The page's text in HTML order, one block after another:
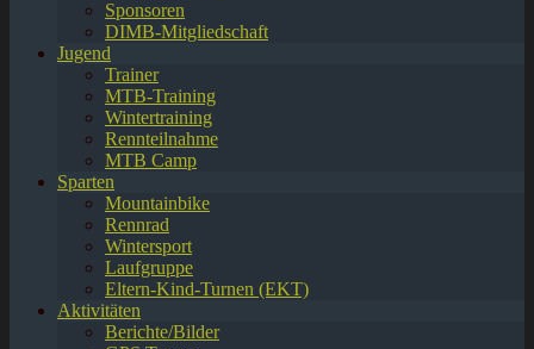
Sponsoren
DIMB-Mitgliedschaft
Jugend
Trainer
MTB-Training
Wintertraining
Rennteilnahme
MTB Camp
Sparten
Mountainbike
Rennrad
Wintersport
Laufgruppe
Eltern-Kind-Turnen (EKT)
Aktivitäten
Berichte/Bilder